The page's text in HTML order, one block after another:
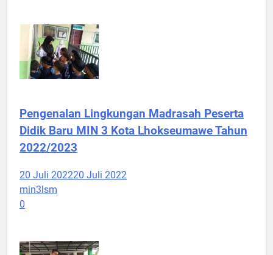
Pengenalan Lingkungan Madrasah Peserta
Didik Baru MIN 3 Kota Lhokseumawe Tahun
2022/2023
20 Juli 202220 Juli 2022
min3lsm
0